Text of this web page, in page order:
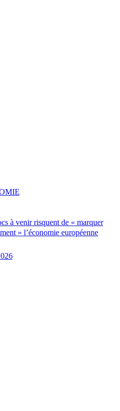
à venir risquent de « marquer
» l’économie européenne